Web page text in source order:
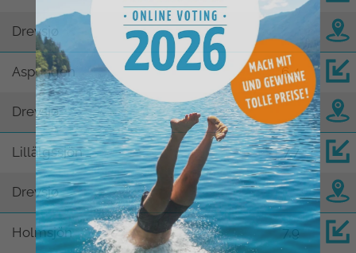
Drevsjø
Aspdagen 6,4
Drevsjø
Lillälgssjön 7,7
Drevsjø
Holmsjön 7,9